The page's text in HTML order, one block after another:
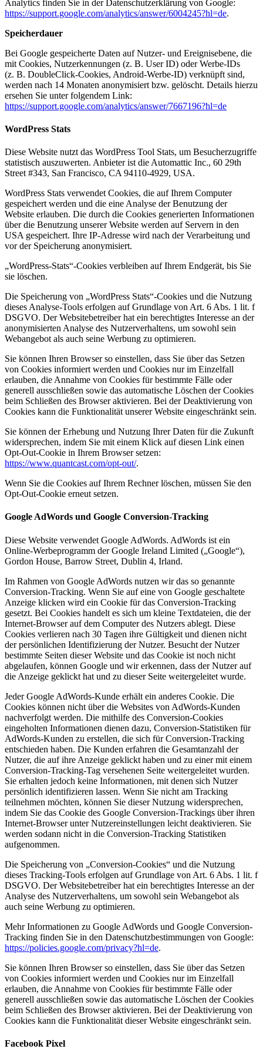
Analytics finden Sie in der Datenschutzerklärung von Google:
https://support.google.com/analytics/answer/6004245?hl=de.
Speicherdauer
Bei Google gespeicherte Daten auf Nutzer- und Ereignisebene, die
mit Cookies, Nutzerkennungen (z. B. User ID) oder Werbe-IDs
(z. B. DoubleClick-Cookies, Android-Werbe-ID) verknüpft sind,
werden nach 14 Monaten anonymisiert bzw. gelöscht. Details hierzu
ersehen Sie unter folgendem Link:
https://support.google.com/analytics/answer/7667196?hl=de
WordPress Stats
Diese Website nutzt das WordPress Tool Stats, um Besucherzugriffe
statistisch auszuwerten. Anbieter ist die Automattic Inc., 60 29th
Street #343, San Francisco, CA 94110-4929, USA.
WordPress Stats verwendet Cookies, die auf Ihrem Computer
gespeichert werden und die eine Analyse der Benutzung der
Website erlauben. Die durch die Cookies generierten Informationen
über die Benutzung unserer Website werden auf Servern in den
USA gespeichert. Ihre IP-Adresse wird nach der Verarbeitung und
vor der Speicherung anonymisiert.
„WordPress-Stats“-Cookies verbleiben auf Ihrem Endgerät, bis Sie
sie löschen.
Die Speicherung von „WordPress Stats“-Cookies und die Nutzung
dieses Analyse-Tools erfolgen auf Grundlage von Art. 6 Abs. 1 lit. f
DSGVO. Der Websitebetreiber hat ein berechtigtes Interesse an der
anonymisierten Analyse des Nutzerverhaltens, um sowohl sein
Webangebot als auch seine Werbung zu optimieren.
Sie können Ihren Browser so einstellen, dass Sie über das Setzen
von Cookies informiert werden und Cookies nur im Einzelfall
erlauben, die Annahme von Cookies für bestimmte Fälle oder
generell ausschließen sowie das automatische Löschen der Cookies
beim Schließen des Browser aktivieren. Bei der Deaktivierung von
Cookies kann die Funktionalität unserer Website eingeschränkt sein.
Sie können der Erhebung und Nutzung Ihrer Daten für die Zukunft
widersprechen, indem Sie mit einem Klick auf diesen Link einen
Opt-Out-Cookie in Ihrem Browser setzen:
https://www.quantcast.com/opt-out/.
Wenn Sie die Cookies auf Ihrem Rechner löschen, müssen Sie den
Opt-Out-Cookie erneut setzen.
Google AdWords und Google Conversion-Tracking
Diese Website verwendet Google AdWords. AdWords ist ein
Online-Werbeprogramm der Google Ireland Limited („Google“),
Gordon House, Barrow Street, Dublin 4, Irland.
Im Rahmen von Google AdWords nutzen wir das so genannte
Conversion-Tracking. Wenn Sie auf eine von Google geschaltete
Anzeige klicken wird ein Cookie für das Conversion-Tracking
gesetzt. Bei Cookies handelt es sich um kleine Textdateien, die der
Internet-Browser auf dem Computer des Nutzers ablegt. Diese
Cookies verlieren nach 30 Tagen ihre Gültigkeit und dienen nicht
der persönlichen Identifizierung der Nutzer. Besucht der Nutzer
bestimmte Seiten dieser Website und das Cookie ist noch nicht
abgelaufen, können Google und wir erkennen, dass der Nutzer auf
die Anzeige geklickt hat und zu dieser Seite weitergeleitet wurde.
Jeder Google AdWords-Kunde erhält ein anderes Cookie. Die
Cookies können nicht über die Websites von AdWords-Kunden
nachverfolgt werden. Die mithilfe des Conversion-Cookies
eingeholten Informationen dienen dazu, Conversion-Statistiken für
AdWords-Kunden zu erstellen, die sich für Conversion-Tracking
entschieden haben. Die Kunden erfahren die Gesamtanzahl der
Nutzer, die auf ihre Anzeige geklickt haben und zu einer mit einem
Conversion-Tracking-Tag versehenen Seite weitergeleitet wurden.
Sie erhalten jedoch keine Informationen, mit denen sich Nutzer
persönlich identifizieren lassen. Wenn Sie nicht am Tracking
teilnehmen möchten, können Sie dieser Nutzung widersprechen,
indem Sie das Cookie des Google Conversion-Trackings über ihren
Internet-Browser unter Nutzereinstellungen leicht deaktivieren. Sie
werden sodann nicht in die Conversion-Tracking Statistiken
aufgenommen.
Die Speicherung von „Conversion-Cookies“ und die Nutzung
dieses Tracking-Tools erfolgen auf Grundlage von Art. 6 Abs. 1 lit. f
DSGVO. Der Websitebetreiber hat ein berechtigtes Interesse an der
Analyse des Nutzerverhaltens, um sowohl sein Webangebot als
auch seine Werbung zu optimieren.
Mehr Informationen zu Google AdWords und Google Conversion-
Tracking finden Sie in den Datenschutzbestimmungen von Google:
https://policies.google.com/privacy?hl=de.
Sie können Ihren Browser so einstellen, dass Sie über das Setzen
von Cookies informiert werden und Cookies nur im Einzelfall
erlauben, die Annahme von Cookies für bestimmte Fälle oder
generell ausschließen sowie das automatische Löschen der Cookies
beim Schließen des Browser aktivieren. Bei der Deaktivierung von
Cookies kann die Funktionalität dieser Website eingeschränkt sein.
Facebook Pixel